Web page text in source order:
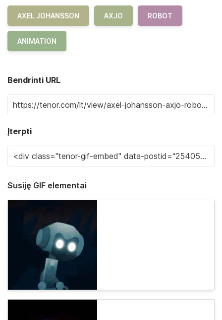
AXEL JOHANSSON AXJO ROBOT
ANIMATION
Bendrinti URL
Įterpti
Susiję GIF elementai